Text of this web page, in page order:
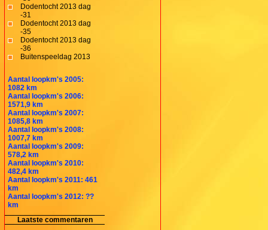
Dodentocht 2013 dag
-31
Dodentocht 2013 dag
-35
Dodentocht 2013 dag
-36
Buitenspeeldag 2013
Aantal loopkm's 2005:
1082 km
Aantal loopkm's 2006:
1571,9 km
Aantal loopkm's 2007:
1085,8 km
Aantal loopkm's 2008:
1007,7 km
Aantal loopkm's 2009:
578,2 km
Aantal loopkm's 2010:
482,4 km
Aantal loopkm's 2011: 461
km
Aantal loopkm's 2012: ??
km
Laatste commentaren